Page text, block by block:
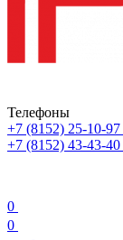
Телефоны
+7 (8152) 25-10-97
+7 (8152) 43-43-40
0
0